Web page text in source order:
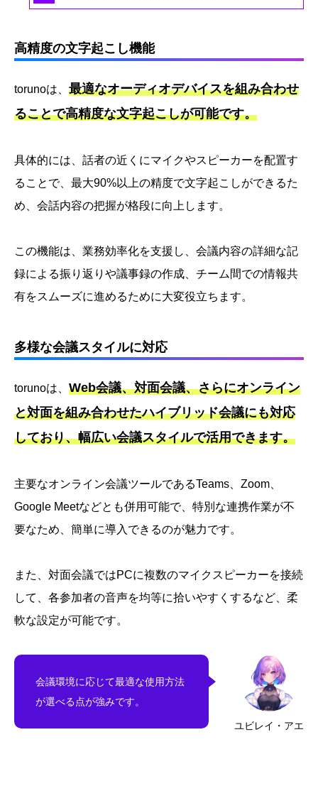
高精度の文字起こし機能
torunoは、 最適なオーディオデバイスを組み合わせ
ることで高精度な文字起こしが可能です。
具体的には、話者の近くにマイクやスピーカーを配置す
ることで、最大90%以上の精度で文字起こしができるた
め、会話内容の把握が格段に向上します。
この機能は、業務効率化を支援し、会議内容の詳細な記
録による振り返りや議事録の作成、チーム間での情報共
有をスムーズに進めるために大変役立ちます。
多様な会議スタイルに対応
torunoは、 Web会議、対面会議、さらにオンライン
と対面を組み合わせたハイブリッド会議にも対応
しており、幅広い会議スタイルで活用できます。
主要なオンライン会議ツールであるTeams、Zoom、
Google Meetなどとも併用可能で、特別な連携作業が不
要なため、簡単に導入できるのが魅力です。
また、対面会議ではPCに複数のマイクスピーカーを接続
して、各参加者の音声を均等に拾いやすくするなど、柔
軟な設定が可能です。
ユビレイ・アエ
会議環境に応じて最適な使用方法
が選べる点が強みです。